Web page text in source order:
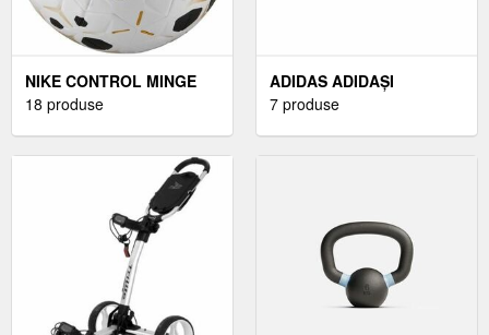
NIKE CONTROL MINGE
DE FOTBAL, ALB,
18 produse
ADIDAS ADIDAȘI
BĂRBAȚI ADIDAȘI
7 produse